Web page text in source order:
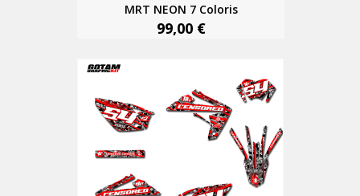
MRT NEON 7 Coloris
99,00 €